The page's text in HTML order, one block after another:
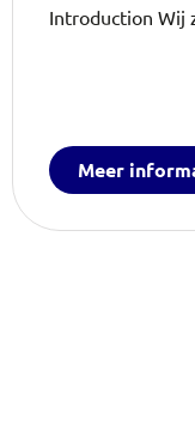
Introduction Wij
Meer